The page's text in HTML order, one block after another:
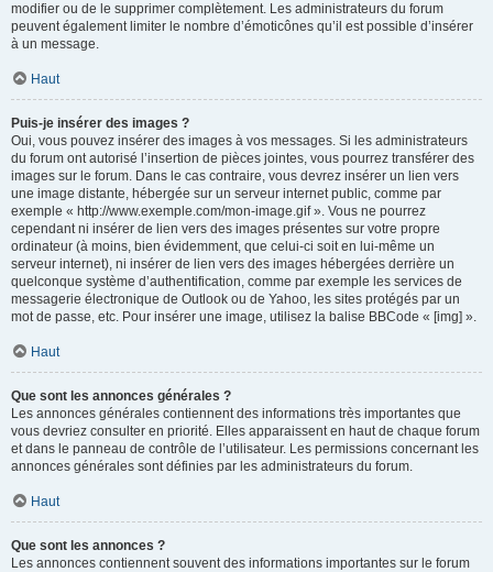
modifier ou de le supprimer complètement. Les administrateurs du forum
peuvent également limiter le nombre d’émoticônes qu’il est possible d’insérer
à un message.
Haut
Puis-je insérer des images ?
Oui, vous pouvez insérer des images à vos messages. Si les administrateurs
du forum ont autorisé l’insertion de pièces jointes, vous pourrez transférer des
images sur le forum. Dans le cas contraire, vous devrez insérer un lien vers
une image distante, hébergée sur un serveur internet public, comme par
exemple « http://www.exemple.com/mon-image.gif ». Vous ne pourrez
cependant ni insérer de lien vers des images présentes sur votre propre
ordinateur (à moins, bien évidemment, que celui-ci soit en lui-même un
serveur internet), ni insérer de lien vers des images hébergées derrière un
quelconque système d’authentification, comme par exemple les services de
messagerie électronique de Outlook ou de Yahoo, les sites protégés par un
mot de passe, etc. Pour insérer une image, utilisez la balise BBCode « [img] ».
Haut
Que sont les annonces générales ?
Les annonces générales contiennent des informations très importantes que
vous devriez consulter en priorité. Elles apparaissent en haut de chaque forum
et dans le panneau de contrôle de l’utilisateur. Les permissions concernant les
annonces générales sont définies par les administrateurs du forum.
Haut
Que sont les annonces ?
Les annonces contiennent souvent des informations importantes sur le forum